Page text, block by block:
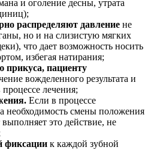
и оголение десны, утрата
распределяют давление не
но и на слизистую мягких
что дает возможность носить
избегая натирания;
прикуса, пациенту
вожделенного результата и
лечения;
Если в процессе
необходимость смены положения
это действие, не
фиксации к каждой зубной